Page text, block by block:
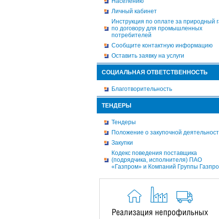
Личный кабинет
Инструкция по оплате за природный
по договору для промышленных
потребителей
Сообщите контактную информацию
Оставить заявку на услуги
СОЦИАЛЬНАЯ ОТВЕТСТВЕННОСТЬ
Благотворительность
ТЕНДЕРЫ
Тендеры
Положение о закупочной
Закупки
Кодекс поведения поставщика
(подрядчика, исполнителя) ПАО
«Газпром» и Компаний Группы